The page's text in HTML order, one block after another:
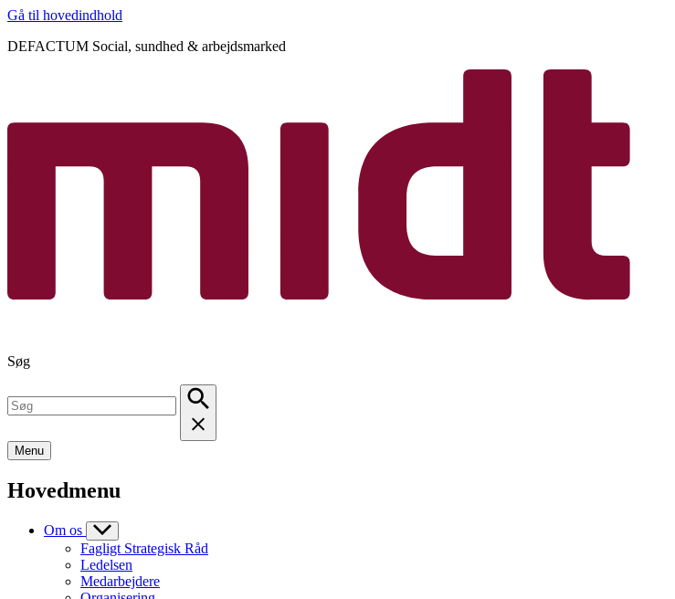
Gå til hovedindhold
DEFACTUM Social, sundhed & arbejdsmarked
Søg
Menu
Hovedmenu
Om os
Fagligt Strategisk Råd
Ledelsen
Medarbejdere